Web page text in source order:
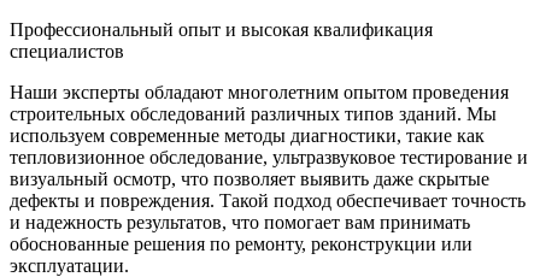
Профессиональный опыт и высокая квалификация
специалистов
Наши эксперты обладают многолетним опытом проведения
строительных обследований различных типов зданий. Мы
используем современные методы диагностики, такие как
тепловизионное обследование, ультразвуковое тестирование и
визуальный осмотр, что позволяет выявить даже скрытые
дефекты и повреждения. Такой подход обеспечивает точность
и надежность результатов, что помогает вам принимать
обоснованные решения по ремонту, реконструкции или
эксплуатации.